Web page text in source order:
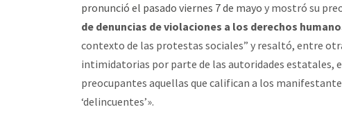
pronunció el pasado viernes 7 de mayo y mostró su
de denuncias de violaciones a los derechos
contexto de las protestas sociales” y resaltó, entre
intimidatorias por parte de las autoridades estatales,
preocupantes aquellas que califican a los
‘delincuentes’».